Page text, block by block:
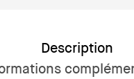
Description